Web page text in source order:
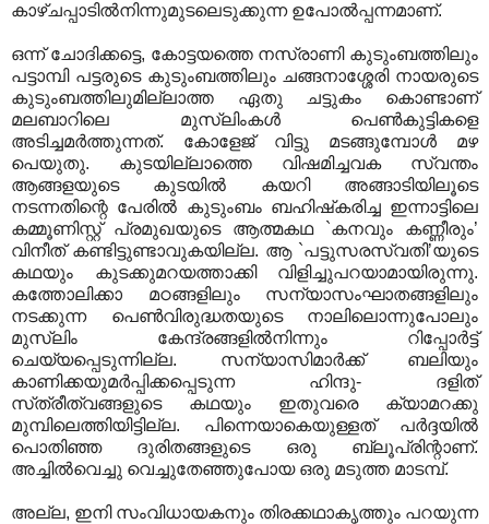
കാഴ്‌ചപ്പാടില്‍നിന്നുമുടലെടുക്കുന്ന ഉപോല്‍പ്പന്നമാണ്‌.
ഒന്ന്‌ ചോദിക്കട്ടെ, കോട്ടയത്തെ നസ്രാണി കുടുംബത്തിലും
പട്ടാമ്പി പട്ടരുടെ കുടുംബത്തിലും ചങ്ങനാശ്ശേരി നായരുടെ
കുടുംബത്തിലുമില്ലാത്ത ഏതു ചട്ടുകം കൊണ്ടാണ്‌
മലബാറിലെ മുസ്‌ലിംകള്‍ പെണ്‍കുട്ടികളെ
അടിച്ചമര്‍ത്തുന്നത്‌. കോളേജ്‌ വിട്ടു മടങ്ങുമ്പോള്‍ മഴ
പെയുതു. കുടയില്ലാത്തെ വിഷമിച്ചവക സ്വന്തം
ആങ്ങളയുടെ കുടയില്‍ കയറി അങ്ങാടിയിലൂടെ
നടന്നതിന്റെ പേരില്‍ കുടുംബം ബഹിഷ്‌കരിച്ച ഇന്നാട്ടിലെ
കമ്മൂണിസ്റ്റ്‌ പ്രമുഖയുടെ ആത്മകഥ `കനവും കണ്ണീരും’
വിനീത്‌ കണ്ടിട്ടുണ്ടാവുകയില്ല. ആ `പട്ടുസരസ്വതി’യുടെ
കഥയും കുടക്കുമറയത്താക്കി വിളിച്ചുപറയാമായിരുന്നു.
കത്തോലിക്കാ മഠങ്ങളിലും സന്യാസംഘാതങ്ങളിലും
നടക്കുന്ന പെണ്‍വിരുദ്ധതയുടെ നാലിലൊന്നുപോലും
മുസ്‌ലിം കേന്ദ്രങ്ങളില്‍നിന്നും റിപ്പോര്‍ട്ട്‌
ചെയ്യപ്പെടുന്നില്ല. സന്യാസിമാര്‍ക്ക്‌ ബലിയും
കാണിക്കയുമര്‍പ്പിക്കപ്പെടുന്ന ഹിന്ദു- ദളിത്‌
സ്‌ത്രീത്വങ്ങളുടെ കഥയും ഇതുവരെ ക്യാമറക്കു
മുമ്പിലെത്തിയിട്ടില്ല. പിന്നെയാകെയുള്ളത്‌ പര്‍ദ്ദയില്‍
പൊതിഞ്ഞ ദുരിതങ്ങളുടെ ഒരു ബ്ലൂപ്രിന്റാണ്‌.
അച്ചില്‍വെച്ചു വെച്ചുതേഞ്ഞുപോയ ഒരു മടുത്ത മാടമ്പ്‌.
അല്ല, ഇനി സംവിധായകനും തിരക്കഥാകൃത്തും പറയുന്ന